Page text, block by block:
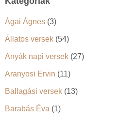
Ágai Ágnes (3)
Állatos versek (54)
Anyák napi versek (27)
Aranyosi Ervin (11)
Ballagási versek (13)
Barabás Éva (1)